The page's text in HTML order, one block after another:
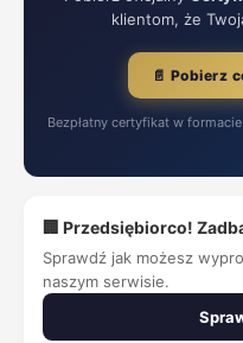
klientom, że
📄 Pobierz
Bezpłatny certyfikat w
🏢 Przedsiębiorco!
Sprawdź jak możesz
naszym serwisie.